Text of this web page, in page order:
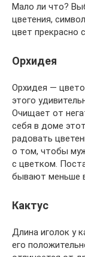
Мало ли что?
цветения,
цвет прекрасно
Орхидея
Орхидея —
этого
Очищает от
себя в доме
радовать
о том, чтобы
с цветком.
бывают меньше
Кактус
Длина иголок у
его